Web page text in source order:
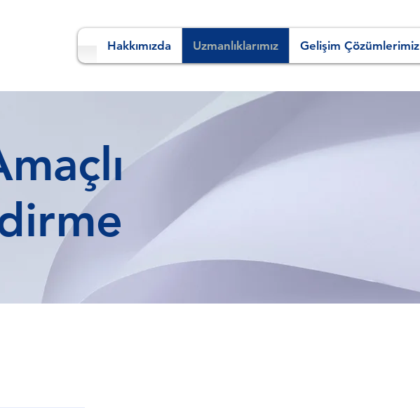
Hakkımızda Uzmanlıklarımız Gelişim Çözümlerimiz